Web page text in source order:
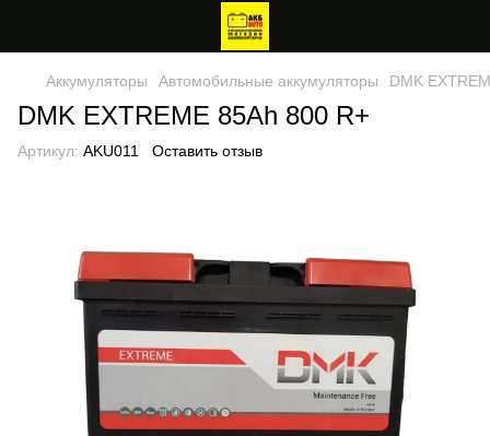
Аккумуляторы Автомобильные аккумуляторы DMK
DMK EXTREME 85Ah 800 R+
Артикул: AKU011 Оставить отзыв